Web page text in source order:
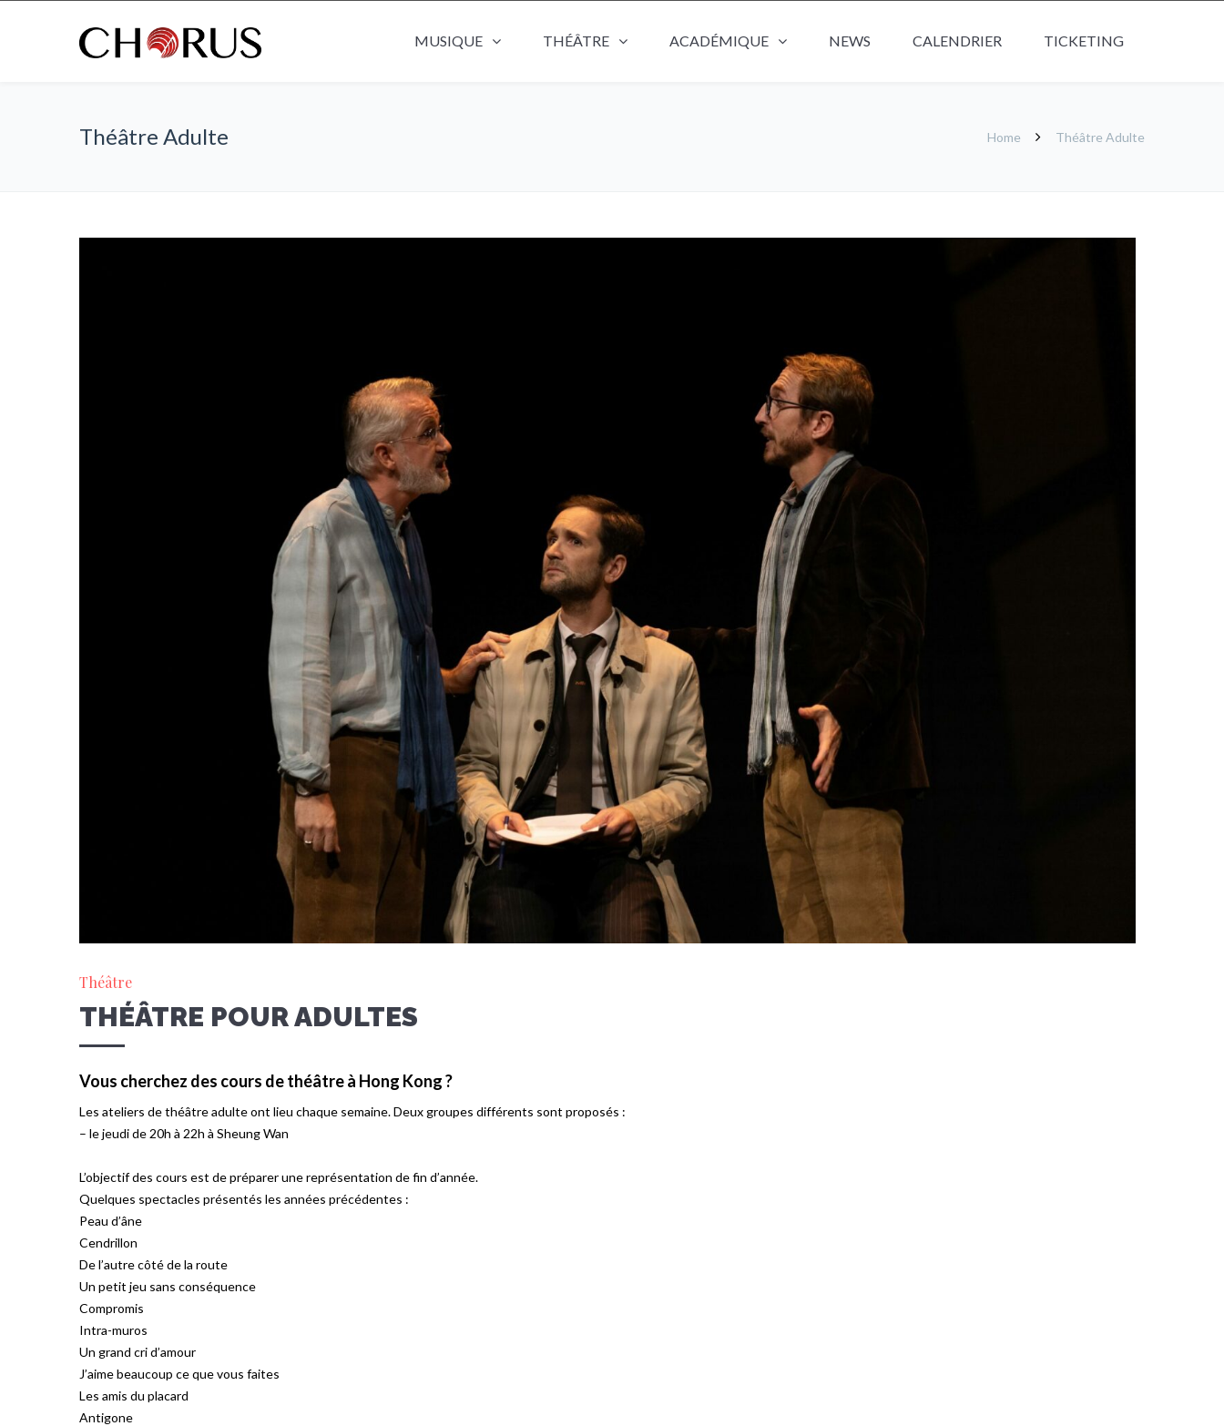
MUSIQUE THÉÂTRE ACADÉMIQUE NEWS CALENDRIER TICKETING
Théâtre Adulte Home Théâtre Adulte
Théâtre
THÉÂTRE POUR ADULTES
Vous cherchez des cours de théâtre à Hong Kong ?
Les ateliers de théâtre adulte ont lieu chaque semaine. Deux groupes différents sont proposés :
– le jeudi de 20h à 22h à Sheung Wan
L’objectif des cours est de préparer une représentation de fin d’année.
Quelques spectacles présentés les années précédentes :
Peau d’âne
Cendrillon
De l’autre côté de la route
Un petit jeu sans conséquence
Compromis
Intra-muros
Un grand cri d’amour
J’aime beaucoup ce que vous faites
Les amis du placard
Antigone